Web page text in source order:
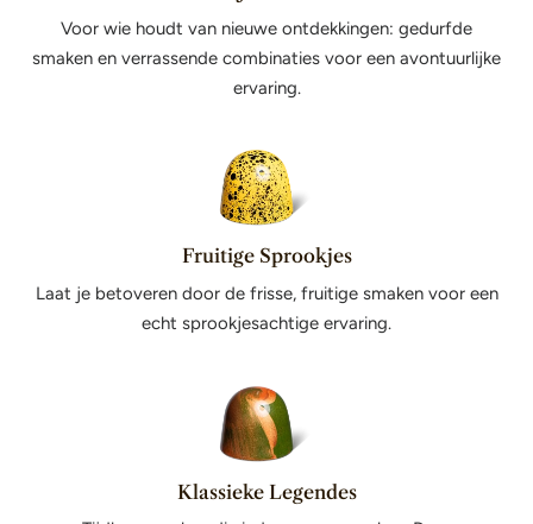
Voor wie houdt van nieuwe ontdekkingen: gedurfde
smaken en verrassende combinaties voor een avontuurlijke
ervaring.
Fruitige Sprookjes
Laat je betoveren door de frisse, fruitige smaken voor een
echt sprookjesachtige ervaring.
Klassieke Legendes